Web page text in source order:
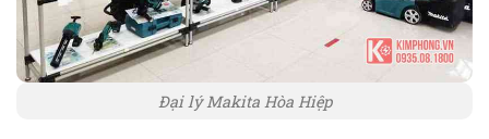
Đại lý Makita Hòa Hiệp